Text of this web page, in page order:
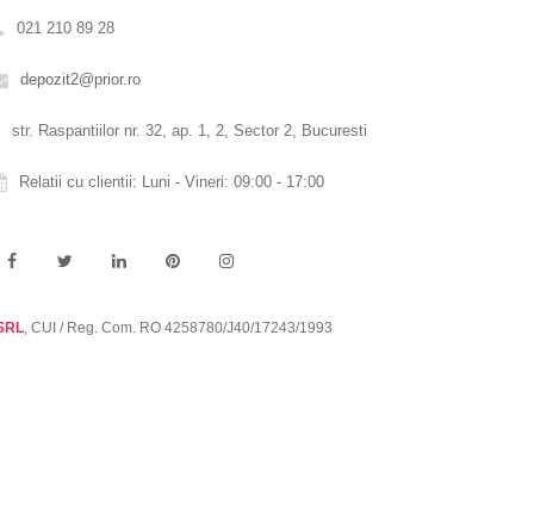
021 210 89 28
depozit2@prior.ro
str. Raspantiilor nr. 32, ap. 1, 2, Sector 2, Bucuresti
Relatii cu clientii: Luni - Vineri: 09:00 - 17:00
, CUI / Reg. Com. RO 4258780/J40/17243/1993